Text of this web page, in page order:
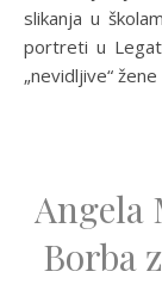
slikanja u
portreti u
„nevidljive“ žene
Angela
Borba